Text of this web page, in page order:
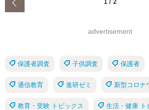
1 / 2
advertisement
保護者調査 子供調査 保護者
通信教育 進研ゼミ 新型コロナ
教育・受験 トピックス 生活・健康 ト